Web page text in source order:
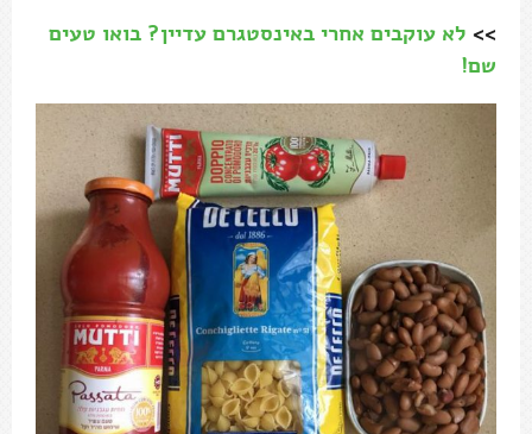
>> לא עוקבים אחרי באינסטגרם עדיין? בואו טעים
שם!